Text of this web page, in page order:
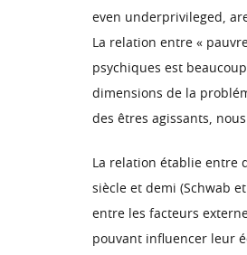
even underprivileged,
La relation entre «
psychiques est
dimensions de la
des êtres agissants,
La relation établie entre
siècle et demi (Schwab
entre les facteurs
pouvant influencer leur